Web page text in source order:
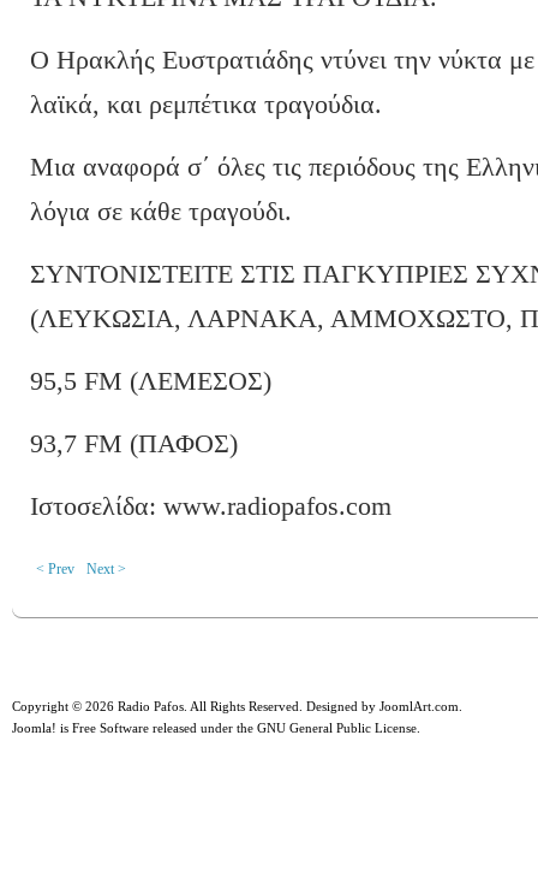
Ο Ηρακλής Ευστρατιάδης ντύνει την νύκτα
λαϊκά, και ρεμπέτικα τραγούδια.
Μια αναφορά σ΄ όλες τις περιόδους της
λόγια σε κάθε τραγούδι.
ΣΥΝΤΟΝΙΣΤΕΙΤΕ ΣΤΙΣ ΠΑΓΚΥΠΡΙΕΣ
(ΛΕΥΚΩΣΙΑ, ΛΑΡΝΑΚΑ, ΑΜΜΟΧΩΣΤΟ,
95,5 FM (ΛΕΜΕΣΟΣ)
93,7 FM (ΠΑΦΟΣ)
Ιστοσελίδα: www.radiopafos.com
< Prev Next >
Copyright © 2026 Radio Pafos. All Rights Reserved. Designed by JoomlArt.com
Joomla! is Free Software released under the GNU General Public License.